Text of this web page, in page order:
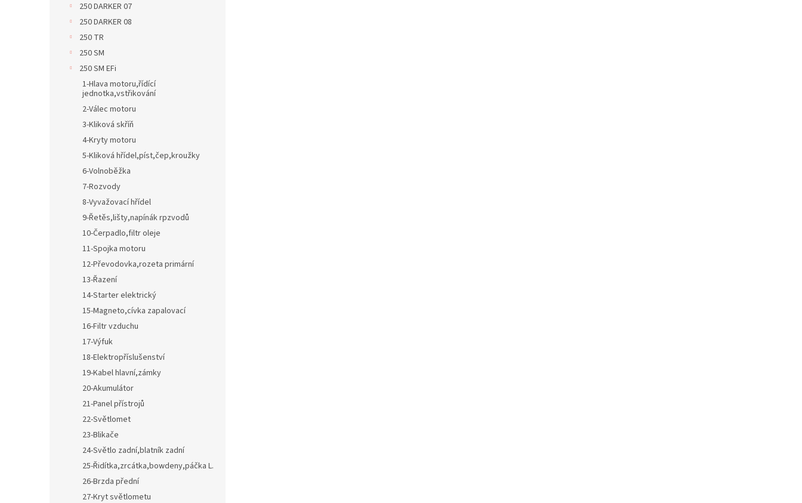
250 DARKER 07
250 DARKER 08
250 TR
250 SM
250 SM EFi
1-Hlava motoru,řídící
jednotka,vstřikování
2-Válec motoru
3-Kliková skříň
4-Kryty motoru
5-Kliková hřídel,píst,čep,kroužky
6-Volnoběžka
7-Rozvody
8-Vyvažovací hřídel
9-Řetěs,lišty,napínák rpzvodů
10-Čerpadlo,filtr oleje
11-Spojka motoru
12-Převodovka,rozeta primární
13-Řazení
14-Starter elektrický
15-Magneto,cívka zapalovací
16-Filtr vzduchu
17-Výfuk
18-Elektropříslušenství
19-Kabel hlavní,zámky
20-Akumulátor
21-Panel přístrojů
22-Světlomet
23-Blikače
24-Světlo zadní,blatník zadní
25-Řidítka,zrcátka,bowdeny,páčka L.
26-Brzda přední
27-Kryt světlometu